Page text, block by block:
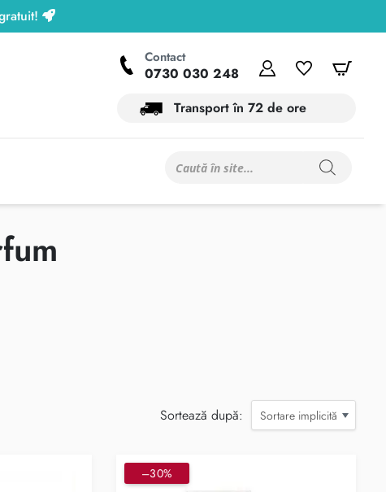
Contact
0730 030 248
Contul meuWishlist
Transport în 72 de ore
Products
Sortează după: Sortare implicită
–30%